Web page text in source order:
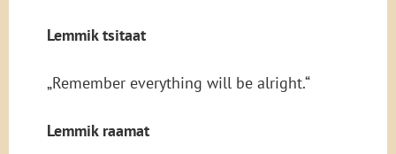
Lemmik tsitaat
„Remember everything will be alright.“
Lemmik raamat